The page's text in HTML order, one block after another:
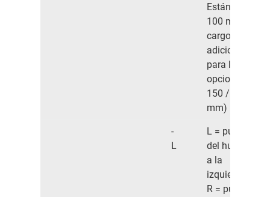
Estándar
100 mm /
cargo
adicional
para las
opciones
150 / 200
mm)
-
L
L = punta
del husillo
a la
izquierda
R = punta